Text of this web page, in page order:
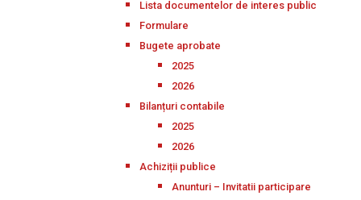
Lista documentelor de interes public
Formulare
Bugete aprobate
2025
2026
Bilanțuri contabile
2025
2026
Achiziții publice
Anunturi – Invitatii participare